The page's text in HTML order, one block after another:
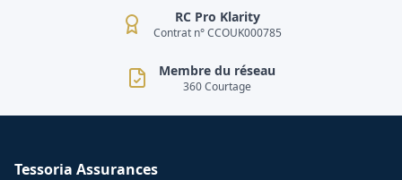
RC Pro Klarity
Contrat n° CCOUK000785
Membre du réseau
360 Courtage
Tessoria Assurances